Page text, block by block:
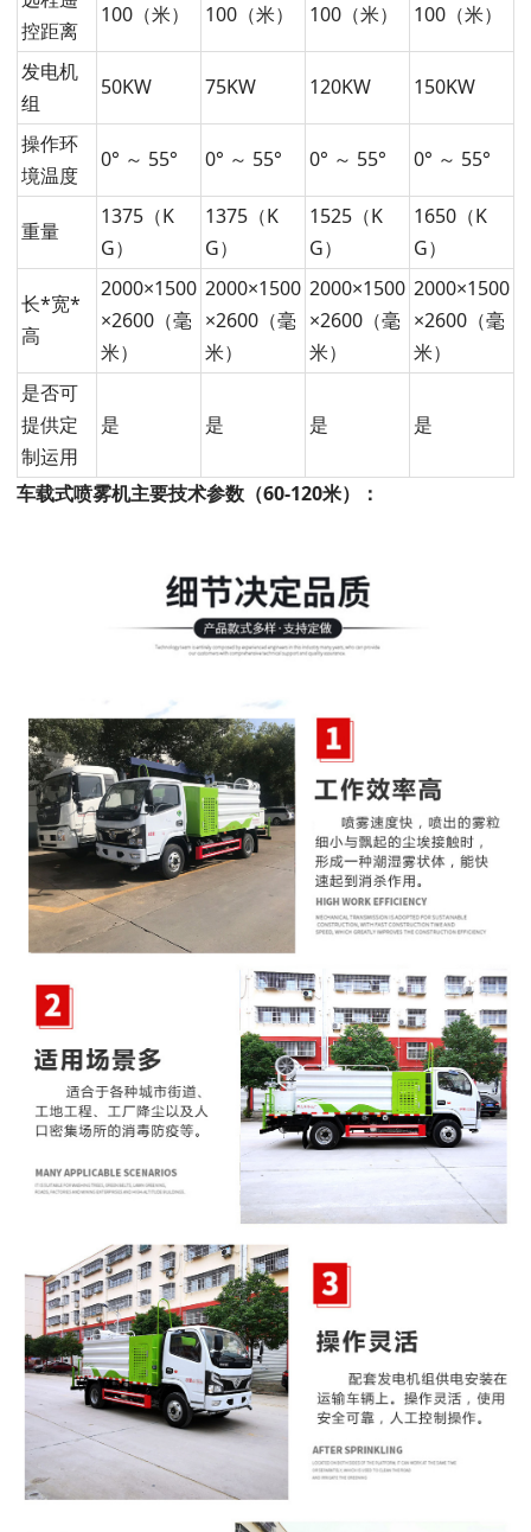
控距离
100（米） 100（米） 100（米） 100（米）
发电机
组
50KW 75KW 120KW 150KW
操作环
境温度
0° ～ 55° 0° ～ 55° 0° ～ 55° 0° ～ 55°
重量
1375（K
G）
1375（K
G）
1525（K
G）
1650（K
G）
长*宽*
高
2000×1500
×2600（毫
米）
2000×1500
×2600（毫
米）
2000×1500
×2600（毫
米）
2000×1500
×2600（毫
米）
是否可
提供定
制运用
是 是 是 是
车载式喷雾机主要技术参数（60-120米）：